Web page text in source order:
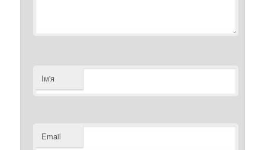
Ім'я
Email